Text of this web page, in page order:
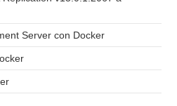
Server con Docker